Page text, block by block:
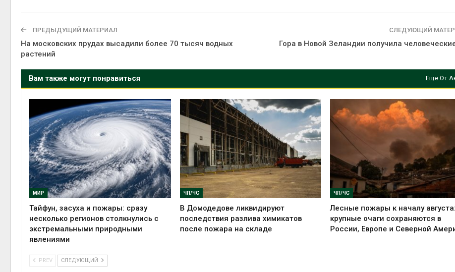
ПРЕДЫДУЩИЙ МАТЕРИАЛ
На московских прудах высадили более 70 тысяч водных
растений
СЛЕДУЮЩИЙ
Гора в Новой Зеландии получила
Вам также могут понравиться Еще От
МИР
Тайфун, засуха и пожары: сразу
несколько регионов столкнулись с
экстремальными природными
явлениями
ЧП/ЧС
В Домодедове ликвидируют
последствия разлива химикатов
после пожара на складе
ЧП/ЧС
Лесные пожары к началу августа:
крупные очаги сохраняются в
России, Европе и Северной
PREV СЛЕДУЮЩИЙ